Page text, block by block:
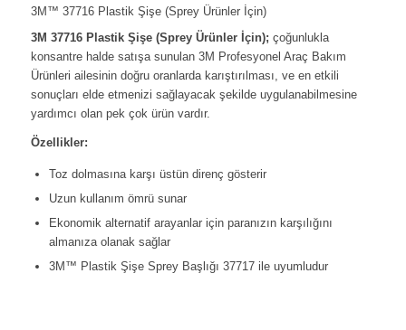
3M™ 37716 Plastik Şişe (Sprey Ürünler İçin)
3M 37716 Plastik Şişe (Sprey Ürünler İçin); çoğunlukla
konsantre halde satışa sunulan 3M Profesyonel Araç Bakım
Ürünleri ailesinin doğru oranlarda karıştırılması, ve en etkili
sonuçları elde etmenizi sağlayacak şekilde uygulanabilmesine
yardımcı olan pek çok ürün vardır.
Özellikler:
Toz dolmasına karşı üstün direnç gösterir
Uzun kullanım ömrü sunar
Ekonomik alternatif arayanlar için paranızın karşılığını
almanıza olanak sağlar
3M™ Plastik Şişe Sprey Başlığı 37717 ile uyumludur